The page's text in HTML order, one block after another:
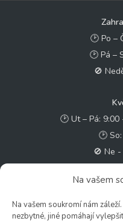
Na vašem
Na vašem soukromí nám
nezbytné, jiné pomáhají
🕑 Po –
🕑 Pá –
🚫
🕑 Ut – Pá:
🕑
🚫 Ne -
✉️ e-